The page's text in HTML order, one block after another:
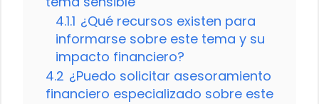
4.1.1 ¿Qué recursos existen para
informarse sobre este tema y su
impacto financiero?
4.2 ¿Puedo solicitar asesoramiento
financiero especializado sobre este